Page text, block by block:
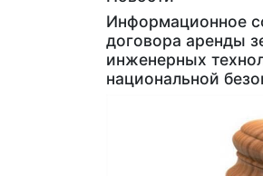
Информационное
договора аренды
инженерных
национальной